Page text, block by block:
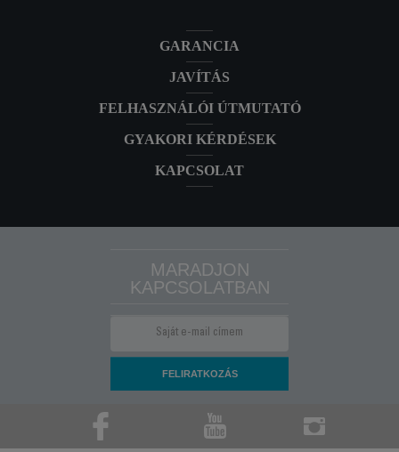
GARANCIA
JAVÍTÁS
FELHASZNÁLÓI ÚTMUTATÓ
GYAKORI KÉRDÉSEK
KAPCSOLAT
MARADJON
KAPCSOLATBAN